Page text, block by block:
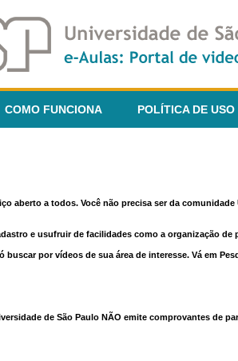
COMO FUNCIONA POLÍTICA DE USO
aberto a todos. Você não precisa ser da
e usufruir de facilidades como a organização
buscar por vídeos de sua área de interesse. Vá em
de São Paulo NÃO emite comprovantes de